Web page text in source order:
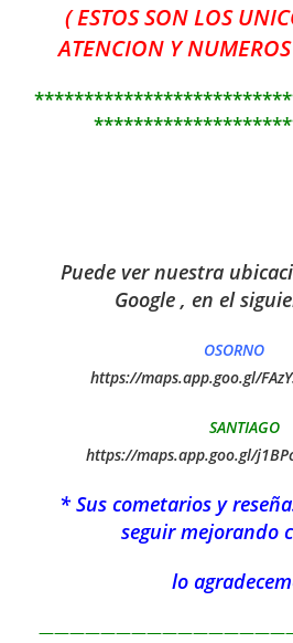
( ESTOS SON LOS
ATENCION Y
Puede ver nuestra
Google , en el
OSORNO
https://maps.app.goo.gl/
SANTIAGO
https://maps.app.goo.gl/
* Sus cometarios y
seguir mejorando
lo